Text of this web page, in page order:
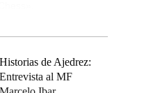
Historias de Ajedrez:
Entrevista al MF